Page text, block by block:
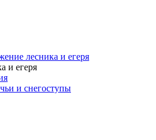
лесника и егеря
и егеря
и снегоступы